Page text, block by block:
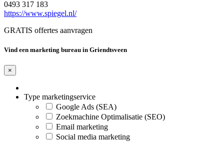
0493 317 183
https://www.spiegel.nl/
GRATIS offertes aanvragen
Vind een marketing bureau in Griendtsveen
×
Type marketingservice
Google Ads (SEA)
Zoekmachine Optimalisatie (SEO)
Email marketing
Social media marketing